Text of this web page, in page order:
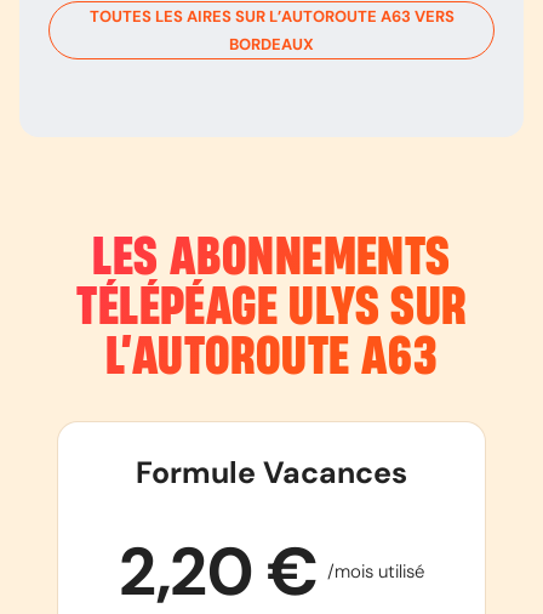
TOUTES LES AIRES SUR L’AUTOROUTE A63 VERS
BORDEAUX
LES ABONNEMENTS
TÉLÉPÉAGE ULYS SUR
L’AUTOROUTE A63
Formule Vacances
2,20 € /mois utilisé